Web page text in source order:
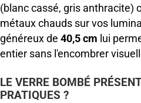
(blanc cassé, gris anthracite)
métaux chauds sur vos
généreux de 40,5 cm lui
entier sans l'encombrer
LE VERRE BOMBÉ
PRATIQUES ?